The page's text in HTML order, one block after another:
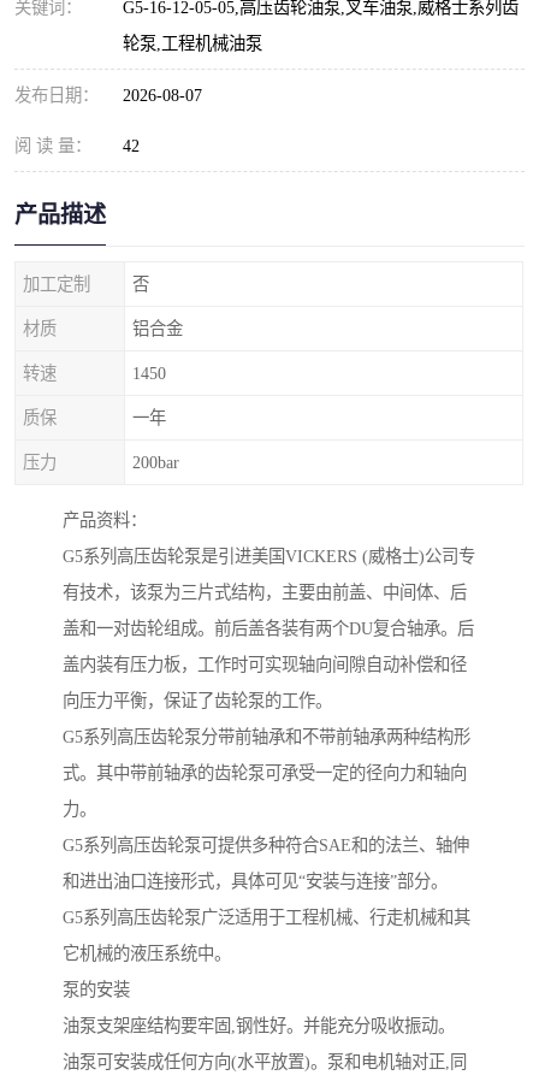
关键词：
G5-16-12-05-05,高压齿轮油泵,叉车油泵,威格士系列齿
轮泵,工程机械油泵
发布日期： 2026-08-07
阅 读 量： 42
产品描述
加工定制 否
材质 铝合金
转速 1450
质保 一年
压力 200bar
产品资料：
G5系列高压齿轮泵是引进美国VICKERS (威格士)公司专
有技术，该泵为三片式结构，主要由前盖、中间体、后
盖和一对齿轮组成。前后盖各装有两个DU复合轴承。后
盖内装有压力板，工作时可实现轴向间隙自动补偿和径
向压力平衡，保证了齿轮泵的工作。
G5系列高压齿轮泵分带前轴承和不带前轴承两种结构形
式。其中带前轴承的齿轮泵可承受一定的径向力和轴向
力。
G5系列高压齿轮泵可提供多种符合SAE和的法兰、轴伸
和进出油口连接形式，具体可见“安装与连接”部分。
G5系列高压齿轮泵广泛适用于工程机械、行走机械和其
它机械的液压系统中。
泵的安装
油泵支架座结构要牢固,钢性好。并能充分吸收振动。
油泵可安装成任何方向(水平放置)。泵和电机轴对正,同